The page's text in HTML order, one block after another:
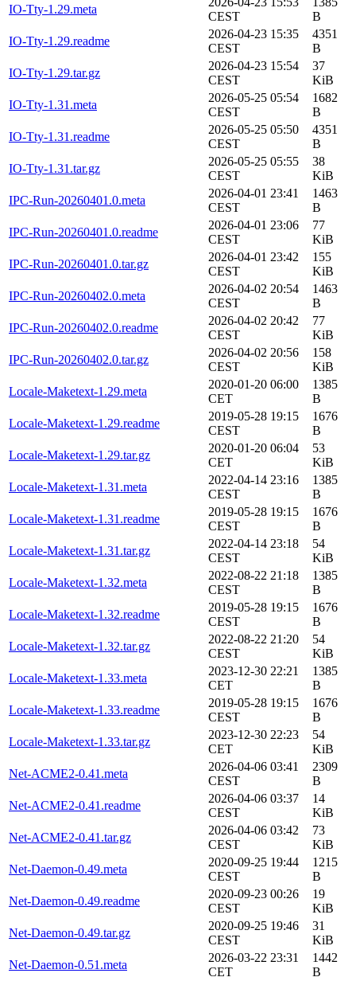
IO-Tty-1.29.meta
CEST
B
IO-Tty-1.29.readme
2026-04-23 15:35
CEST
4351
B
IO-Tty-1.29.tar.gz
2026-04-23 15:54
CEST
37
KiB
IO-Tty-1.31.meta
2026-05-25 05:54
CEST
1682
B
IO-Tty-1.31.readme
2026-05-25 05:50
CEST
4351
B
IO-Tty-1.31.tar.gz
2026-05-25 05:55
CEST
38
KiB
IPC-Run-20260401.0.meta
2026-04-01 23:41
CEST
1463
B
IPC-Run-20260401.0.readme
2026-04-01 23:06
CEST
77
KiB
IPC-Run-20260401.0.tar.gz
2026-04-01 23:42
CEST
155
KiB
IPC-Run-20260402.0.meta
2026-04-02 20:54
CEST
1463
B
IPC-Run-20260402.0.readme
2026-04-02 20:42
CEST
77
KiB
IPC-Run-20260402.0.tar.gz
2026-04-02 20:56
CEST
158
KiB
Locale-Maketext-1.29.meta
2020-01-20 06:00
CET
1385
B
Locale-Maketext-1.29.readme
2019-05-28 19:15
CEST
1676
B
Locale-Maketext-1.29.tar.gz
2020-01-20 06:04
CET
53
KiB
Locale-Maketext-1.31.meta
2022-04-14 23:16
CEST
1385
B
Locale-Maketext-1.31.readme
2019-05-28 19:15
CEST
1676
B
Locale-Maketext-1.31.tar.gz
2022-04-14 23:18
CEST
54
KiB
Locale-Maketext-1.32.meta
2022-08-22 21:18
CEST
1385
B
Locale-Maketext-1.32.readme
2019-05-28 19:15
CEST
1676
B
Locale-Maketext-1.32.tar.gz
2022-08-22 21:20
CEST
54
KiB
Locale-Maketext-1.33.meta
2023-12-30 22:21
CET
1385
B
Locale-Maketext-1.33.readme
2019-05-28 19:15
CEST
1676
B
Locale-Maketext-1.33.tar.gz
2023-12-30 22:23
CET
54
KiB
Net-ACME2-0.41.meta
2026-04-06 03:41
CEST
2309
B
Net-ACME2-0.41.readme
2026-04-06 03:37
CEST
14
KiB
Net-ACME2-0.41.tar.gz
2026-04-06 03:42
CEST
73
KiB
Net-Daemon-0.49.meta
2020-09-25 19:44
CEST
1215
B
Net-Daemon-0.49.readme
2020-09-23 00:26
CEST
19
KiB
Net-Daemon-0.49.tar.gz
2020-09-25 19:46
CEST
31
KiB
Net-Daemon-0.51.meta
2026-03-22 23:31
CET
1442
B